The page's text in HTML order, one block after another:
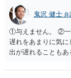
しょうか。
鬼沢 健士 弁
①与えません。 ②一
遅れをあまりに気
出が遅れることも